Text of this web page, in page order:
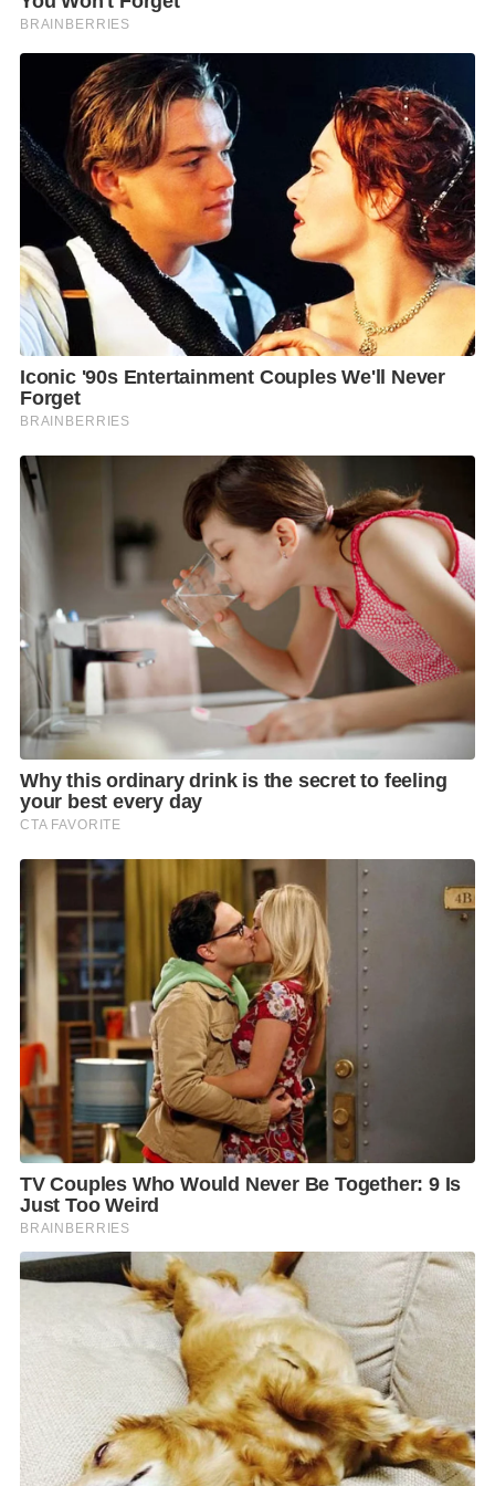
กลับไปทำต่อ”
กิจกรรมที่สำคัญอีกกิจกรรมหนึ่งในวันดินโลกปี
คือการแสดงพระธรรมเทศนา “ภูมิกถา” ซึ่งเป็น
กัณฑ์เทศน์ เกี่ยวกับดินและวันดินโลกซึ่งสมเด็จพระ
สังฆราชได้มีพระมหากรุณาธิคุณ ให้มหาเถรสมาคม
ดำเนินการ โดยได้มีมติให้จัดทำกัณฑ์เทศน์ดังกล่าว เพื่อ
ให้วัดทั่วประเทศไทยได้ใช้แสดงพระธรรมเทศนา ให้
พุทธศาสนิกชนได้รับทราบและตระหนักถึงความสำคัญ
ของทรัพยากรดิน และร่วมกันปกป้องดูแลรักษาทรัพยากร
ดินให้ใช้ประโยชน์ได้อย่างยั่งยืนและเป็นสมบัติที่มีคุณค่า
ที่จะรักษาส่งมอบให้แก่ลูกหลานได้ใช้ประโยชน์สืบไป
ด้วยเห็นว่าวัดเป็นศูนย์กลางของชุมชน ที่ประชาชน
สามารถเข้าถึงได้อย่างสะดวกและกว้างขวาง ซึ่งจะจัดให้มี
การเทศนาธรรมเรื่อง “ภูมิกถา” นี้ภายในบริเวณงาน ใน
วันศุกร์ที่ 6 ธันวาคม พ.ศ.2562 เวลา 15.30-16.00 น. โดย
พระพรหมบัณฑิต เจ้าอาวาสวัดประยูรวงศาวาสวรวิหาร
ผู้ประพันธ์กัณฑ์เทศน์รวมทั้งจัดให้วัดทั่วประเทศได้แสดง
พระธรรมเทศนาดังกล่าว ตั้งแต่วัน
ที่ 5 ธันวาคม 2562เป็นต้นไปจำนวนมากกว่า 30,000 วัด
ถือเป็นอีกช่องทางในการสร้างความตระหนักและเรียนรู้
การดูแลรักษาดิน อันเป็นทรัพยากรที่มีค่ากับชีวิตมนุษย์”
นอกจากนี้จัดให้มีกิจกรรม การเดิน Trailในเส้นทาง
ธรรมชาติ ในวันอาทิตย์ที่ 8 ธันวาคม ศกนี้ เวลา 06.30
-08.30 น.ณ ศูนย์ศึกษาวิธีการฟื้นฟูที่ดินเสื่อมโทรมเขา
ชะงุ้ม อันเนื่องมาจากพระราชดำริ เพื่อศึกษาพื้นที่จัด
จากสภาพดินลูกรังและภูเขาหัวโล้น ซึ่งในหลวง ร.
สร้างองค์ความรู้ในการฟื้นฟูสภาพดินและ
ทรัพยากรธรรมชาติ จนทำให้สภาพของพื้นที่กลับมา
สมบูรณ์อีกครั้ง ผู้ที่สนใจสามารถเข้าร่วมกิจกรรม
เดิน Trailวันดินโลก เพื่อขึ้นเขาไปชมพลับพลาที่ประทับ
ทรงงานและชมทัศนียภาพที่ปัจจุบันมีความสวยงามในรูป
แบบเบิร์ดอายวิวสามารถมองเห็นผืนป่าที่อุดมสมบูรณ์ ที่
เกิดมาจากพระราชดำริ “ปลูกป่าโดยไม่ต้องปลูก” ของ
ในหลวงรัชกาลที่9ที่สามารถเปลี่ยนพื้นที่เขาหัวโล้นให้
เป็นป่าที่ขึ้นเองตามธรรมชาติ” นางสาวเบญจพร กล่าว
ขอเชิญชวนประชาชนร่วมงาน “วันดินโลก” (
Day)ระหว่างวันที่ 5 – 8 ธันวาคม 2562 ณ ศูนย์ศึกษาวิธี
การฟื้นฟูที่ดินเสื่อมโทรมเขาชะงุ้ม อันเนื่องมาจากพระ
ราชดำริ อ.โพธาราม จ.ราชบุรี และร่วมเฝ้ารับเสด็จฯ
สมเด็จพระกนิษฐาธิราชเจ้า กรมสมเด็จพระเทพรัตนราช
สุดาฯ สยามบรมราชกุมารี ในวันเสาร์ที่ 7 ธันวาคม 2562
สอบถามรายละเอียดเพิ่มเติม โทร. 0-2579 – 8515
หรือhttp://www.worldsoil.in.th/